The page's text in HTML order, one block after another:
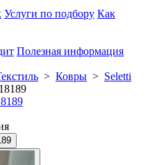
Услуги по подбору Как
Полезная информация
> Ковры > Seletti